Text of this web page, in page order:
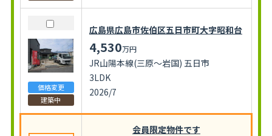
価格変更
建築中
広島県広島市佐伯区五日市町大字昭和台
4,530万円
JR山陽本線(三原～岩国) 五日市
3LDK
2026/7
会員限定物件です